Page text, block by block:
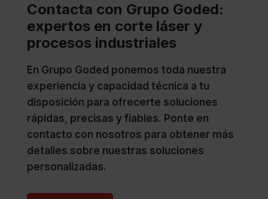
Contacta con Grupo Goded:
expertos en corte láser y
procesos industriales
En Grupo Goded ponemos toda nuestra
experiencia y capacidad técnica a tu
disposición para ofrecerte soluciones
rápidas, precisas y fiables. Ponte en
contacto con nosotros para obtener más
detalles sobre nuestras soluciones
personalizadas.